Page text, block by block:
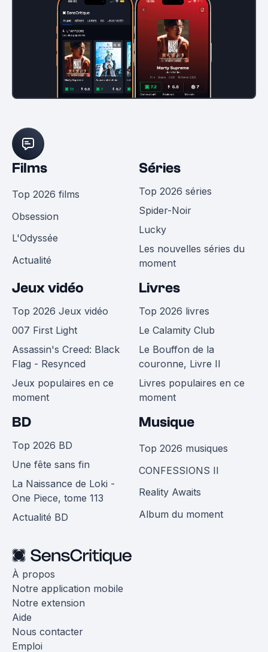
Films
Top 2026 films
Obsession
L'Odyssée
Actualité
Séries
Top 2026 séries
Spider-Noir
Lucky
Les nouvelles séries du
moment
Jeux vidéo
Top 2026 Jeux vidéo
007 First Light
Assassin's Creed: Black
Flag - Resynced
Jeux populaires en ce
moment
Livres
Top 2026 livres
Le Calamity Club
Le Bouffon de la
couronne, Livre II
Livres populaires en ce
moment
BD
Top 2026 BD
Une fête sans fin
La Naissance de Loki -
One Piece, tome 113
Actualité BD
Musique
Top 2026 musiques
CONFESSIONS II
Reality Awaits
Album du moment
À propos
Notre application mobile
Notre extension
Aide
Nous contacter
Emploi